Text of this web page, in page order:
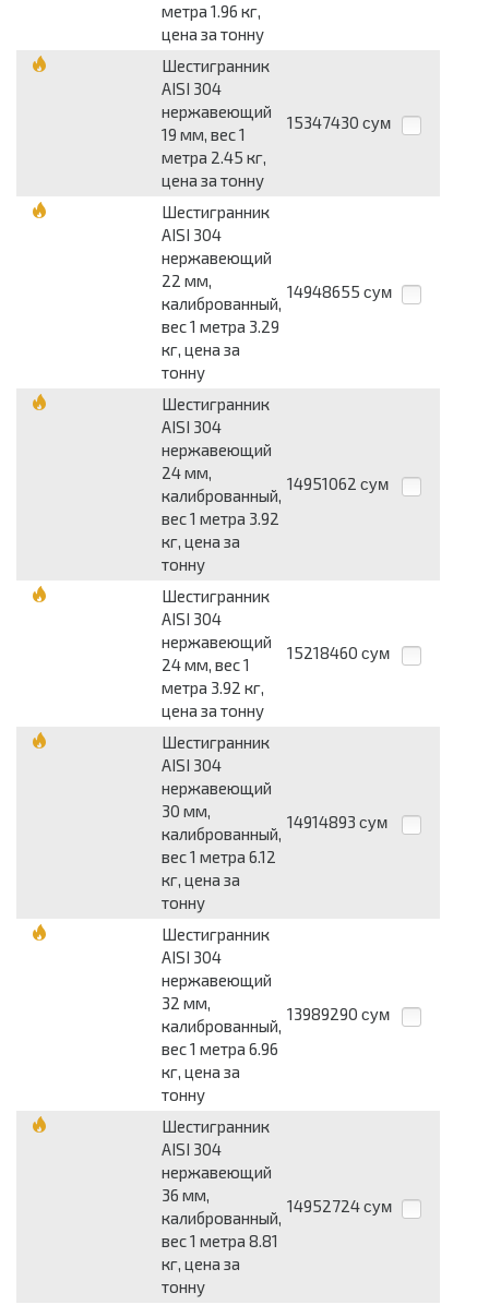
метра 1.96 кг,
цена за тонну
Шестигранник
AISI 304
нержавеющий
19 мм, вес 1
метра 2.45 кг,
цена за тонну
15347430 сум
Шестигранник
AISI 304
нержавеющий
22 мм,
калиброванный,
вес 1 метра 3.29
кг, цена за
тонну
14948655 сум
Шестигранник
AISI 304
нержавеющий
24 мм,
калиброванный,
вес 1 метра 3.92
кг, цена за
тонну
14951062 сум
Шестигранник
AISI 304
нержавеющий
24 мм, вес 1
метра 3.92 кг,
цена за тонну
15218460 сум
Шестигранник
AISI 304
нержавеющий
30 мм,
калиброванный,
вес 1 метра 6.12
кг, цена за
тонну
14914893 сум
Шестигранник
AISI 304
нержавеющий
32 мм,
калиброванный,
вес 1 метра 6.96
кг, цена за
тонну
13989290 сум
Шестигранник
AISI 304
нержавеющий
36 мм,
калиброванный,
вес 1 метра 8.81
кг, цена за
тонну
14952724 сум